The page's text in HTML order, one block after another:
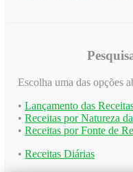
Escolha uma das opções
• Lançamento das
• Receitas por Natureza
• Receitas por Fonte de
• Receitas Diárias